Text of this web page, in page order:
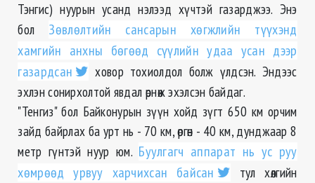
Тэнгис) нуурын усанд нэлээд хүчтэй газарджээ. Энэ
бол Зөвлөлтийн сансарын хөгжлийн түүхэнд
хамгийн анхны бөгөөд сүүлийн удаа усан дээр
газардсан
ховор тохиолдол болж үлдсэн. Эндээс
эхлэн сонирхолтой явдал өрнөж эхэлсэн байдаг.
"Тенгиз" бол Байконурын зүүн хойд зүгт 650 км орчим
зайд байрлах ба урт нь - 70 км, өргөн - 40 км, дунджаар 8
метр гүнтэй нуур юм. Буулгагч аппарат нь ус руу
хөмрөөд урвуу харчихсан байсан
тул хөлгийн